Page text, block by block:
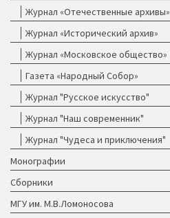
Журнал «Отечественные архивы»
Журнал «Исторический архив»
Журнал «Московское общество»
Газета «Народный Собор»
Журнал "Русское искусство"
Журнал "Наш современник"
Журнал "Чудеса и приключения"
Монографии
Сборники
МГУ им. М.В.Ломоносова